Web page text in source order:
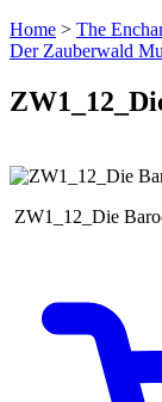
Home > The
Der Zauberwald
ZW1_12_Die